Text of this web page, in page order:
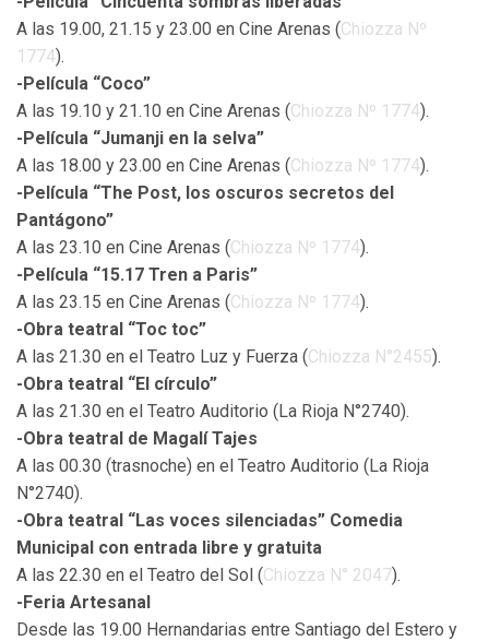
A las 19.00, 21.15 y 23.00 en Cine Arenas (Chiozza Nº
1774).
-Película “Coco”
A las 19.10 y 21.10 en Cine Arenas (Chiozza Nº 1774).
-Película “Jumanji en la selva”
A las 18.00 y 23.00 en Cine Arenas (Chiozza Nº 1774).
-Película “The Post, los oscuros secretos del
Pantágono”
A las 23.10 en Cine Arenas (Chiozza Nº 1774).
-Película “15.17 Tren a Paris”
A las 23.15 en Cine Arenas (Chiozza Nº 1774).
-Obra teatral “Toc toc”
A las 21.30 en el Teatro Luz y Fuerza (Chiozza N°2455).
-Obra teatral “El círculo”
A las 21.30 en el Teatro Auditorio (La Rioja N°2740).
-Obra teatral de Magalí Tajes
A las 00.30 (trasnoche) en el Teatro Auditorio (La Rioja
N°2740).
-Obra teatral “Las voces silenciadas” Comedia
Municipal con entrada libre y gratuita
A las 22.30 en el Teatro del Sol (Chiozza N° 2047).
-Feria Artesanal
Desde las 19.00 Hernandarias entre Santiago del Estero y